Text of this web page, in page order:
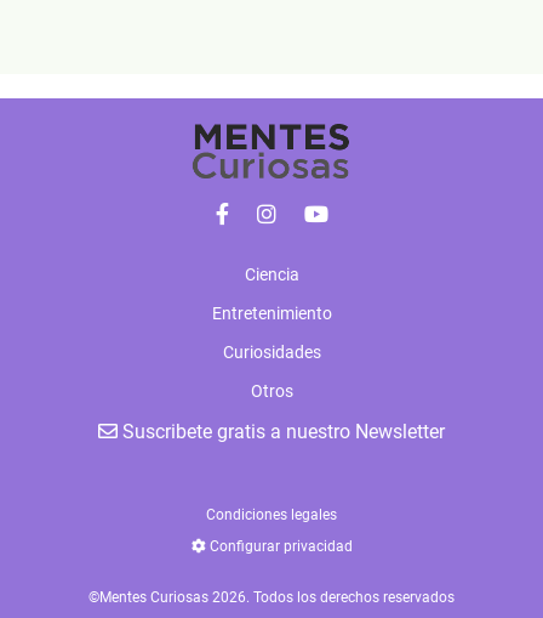
Ciencia
Entretenimiento
Curiosidades
Otros
Suscribete gratis a nuestro Newsletter
Condiciones legales
Configurar privacidad
©Mentes Curiosas 2026. Todos los derechos reservados